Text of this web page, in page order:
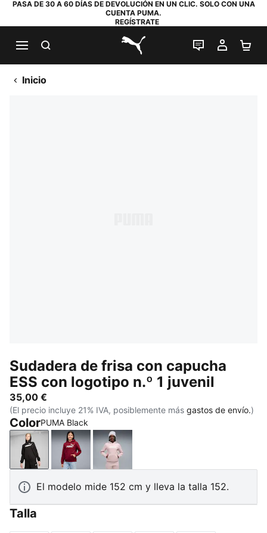
PASA DE 30 A 60 DÍAS DE DEVOLUCIÓN EN UN CLIC. SOLO CON UNA
CUENTA PUMA.
REGÍSTRATE
PUMA.com
CHAT EN
MI
Inicio
Sudadera de frisa con capucha
ESS con logotipo n.º 1 juvenil
35,00 €
(El precio incluye 21% IVA, posiblemente más gastos de envío.)
ColorPUMA Black
PUMA BlackGarnet GlowMisty Pink
El modelo mide 152 cm y lleva la talla 152.
Talla